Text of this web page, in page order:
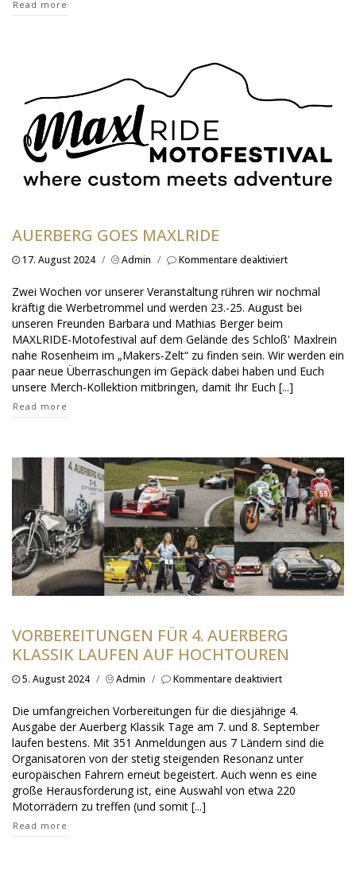
Read more
AUERBERG GOES MAXLRIDE
17. August 2024 / Admin / Kommentare deaktiviertfür
goes
MAXLRIDE
Zwei Wochen vor unserer Veranstaltung rühren wir nochmal
kräftig die Werbetrommel und werden 23.-25. August bei
unseren Freunden Barbara und Mathias Berger beim
MAXLRIDE-Motofestival auf dem Gelände des Schloß' Maxlrein
nahe Rosenheim im „Makers-Zelt“ zu finden sein. Wir werden ein
paar neue Überraschungen im Gepäck dabei haben und Euch
unsere Merch-Kollektion mitbringen, damit Ihr Euch [...]
Read more
VORBEREITUNGEN FÜR 4. AUERBERG
KLASSIK LAUFEN AUF HOCHTOUREN
5. August 2024 / Admin / Kommentare deaktiviertfür
für
4.
Auerberg
Klassik
laufen
auf
Hochtouren
Die umfangreichen Vorbereitungen für die diesjährige 4.
Ausgabe der Auerberg Klassik Tage am 7. und 8. September
laufen bestens. Mit 351 Anmeldungen aus 7 Ländern sind die
Organisatoren von der stetig steigenden Resonanz unter
europäischen Fahrern erneut begeistert. Auch wenn es eine
große Herausforderung ist, eine Auswahl von etwa 220
Motorrädern zu treffen (und somit [...]
Read more